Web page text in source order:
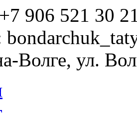
+7 906 521 30
Волге, ул.